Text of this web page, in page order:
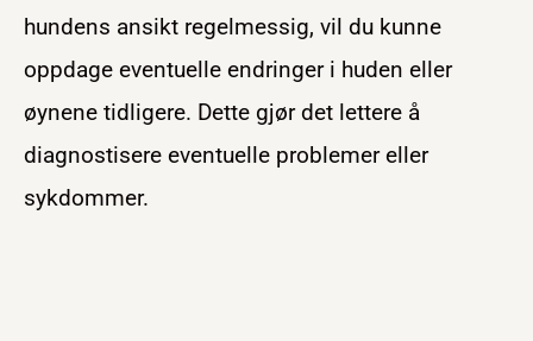
hundens ansikt regelmessig, vil du kunne
oppdage eventuelle endringer i huden eller
øynene tidligere. Dette gjør det lettere å
diagnostisere eventuelle problemer eller
sykdommer.